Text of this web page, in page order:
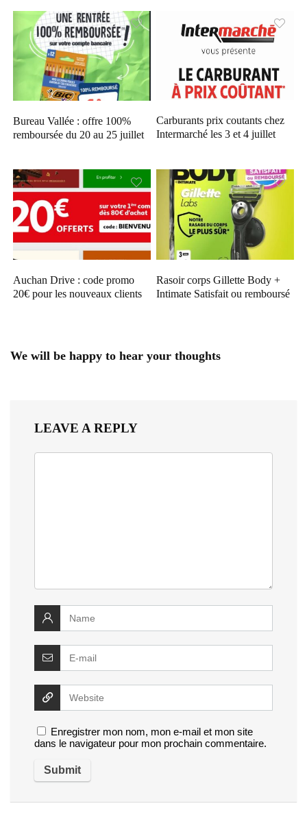
Bureau Vallée : offre 100%
remboursée du 20 au 25 juillet
Carburants prix coutants chez
Intermarché les 3 et 4 juillet
Auchan Drive : code promo
20€ pour les nouveaux clients
Rasoir corps Gillette Body +
Intimate Satisfait ou remboursé
We will be happy to hear your thoughts
LEAVE A REPLY
Enregistrer mon nom, mon e-mail et mon site
dans le navigateur pour mon prochain commentaire.